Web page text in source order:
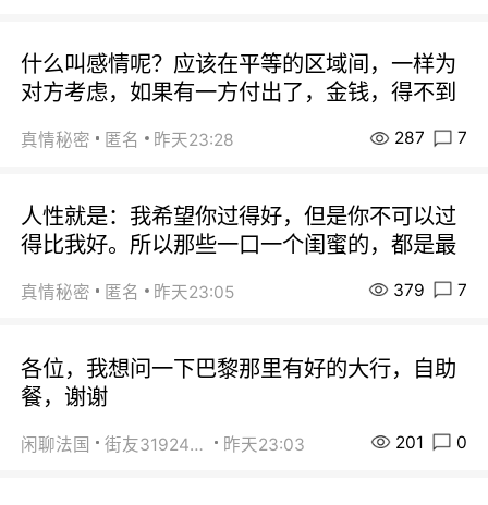
什么叫感情呢？应该在平等的区域间，一样为
对方考虑，如果有一方付出了，金钱，得不到
真情秘密 匿名 昨天23:28 287 7
人性就是：我希望你过得好，但是你不可以过
得比我好。所以那些一口一个闺蜜的，都是最
真情秘密 匿名 昨天23:05 379 7
各位，我想问一下巴黎那里有好的大行，自助
餐，谢谢
闲聊法国 街友31924072 昨天23:03 201 0